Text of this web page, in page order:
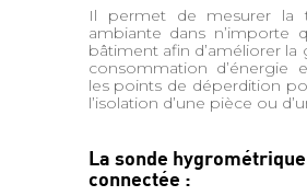
Il permet de mesurer la
ambiante dans n’importe
bâtiment afin d’améliorer la
consommation d’énergie
les points de déperdition
l’isolation d’une pièce ou
La sonde hygrométrique
connectée :